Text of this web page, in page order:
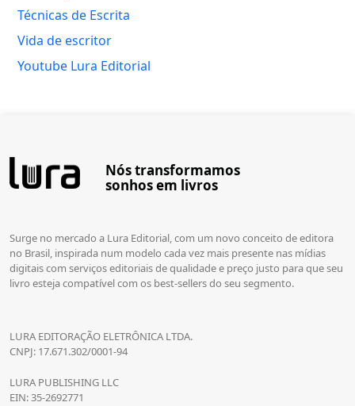
Técnicas de Escrita
Vida de escritor
Youtube Lura Editorial
Nós transformamos
sonhos em livros
Surge no mercado a Lura Editorial, com um novo conceito de editora
no Brasil, inspirada num modelo cada vez mais presente nas mídias
digitais com serviços editoriais de qualidade e preço justo para que seu
livro esteja compatível com os best-sellers do seu segmento.
LURA EDITORAÇÃO ELETRÔNICA LTDA.
CNPJ: 17.671.302/0001-94
LURA PUBLISHING LLC
EIN: 35-2692771